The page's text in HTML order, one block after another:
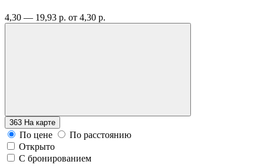
4,30 — 19,93 р. от 4,30 р.
363 На карте
По цене
По расстоянию
Открыто
С бронированием